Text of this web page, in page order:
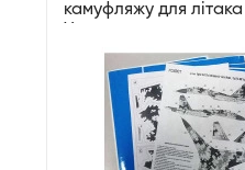
камуфляжу для